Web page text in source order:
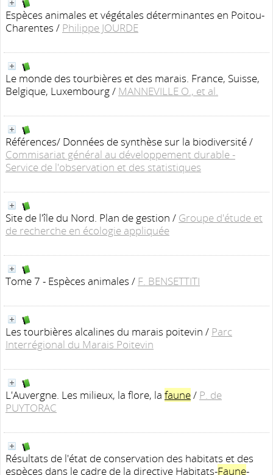
Espèces animales et végétales déterminantes en Poitou-
Charentes / Philippe JOURDE
Le monde des tourbières et des marais. France, Suisse,
Belgique, Luxembourg/ MANNEVILLE O., et al.
Références/ Données de synthèse sur la biodiversité/
Commisariat général au développement durable -
Service de l'observation et des statistiques
Site de l'île du Nord. Plan de gestion / Groupe d'étude et
de recherche en écologie appliquée
Tome 7 - Espèces animales / F. BENSETTITI
Les tourbières alcalines du marais poitevin / Parc
Interrégional du Marais Poitevin
L'Auvergne. Les milieux, la flore, la faune/ P. de
PUYTORAC
Résultats de l'état de conservation des habitats et des
espèces dans le cadre de la directive Habitats-Faune-